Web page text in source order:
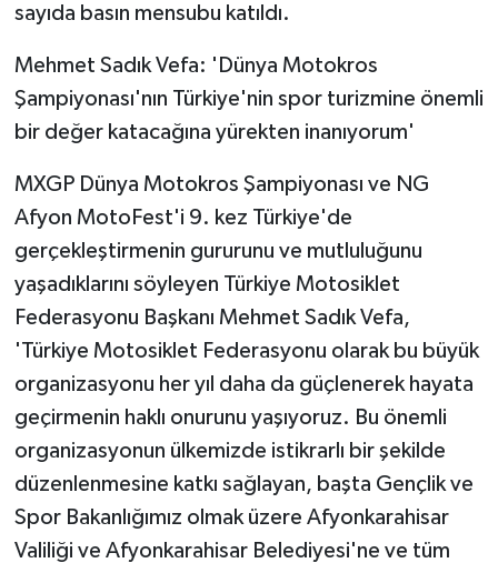
sayıda basın mensubu katıldı.
Mehmet Sadık Vefa: 'Dünya Motokros
Şampiyonası'nın Türkiye'nin spor turizmine önemli
bir değer katacağına yürekten inanıyorum'
MXGP Dünya Motokros Şampiyonası ve NG
Afyon MotoFest'i 9. kez Türkiye'de
gerçekleştirmenin gururunu ve mutluluğunu
yaşadıklarını söyleyen Türkiye Motosiklet
Federasyonu Başkanı Mehmet Sadık Vefa,
'Türkiye Motosiklet Federasyonu olarak bu büyük
organizasyonu her yıl daha da güçlenerek hayata
geçirmenin haklı onurunu yaşıyoruz. Bu önemli
organizasyonun ülkemizde istikrarlı bir şekilde
düzenlenmesine katkı sağlayan, başta Gençlik ve
Spor Bakanlığımız olmak üzere Afyonkarahisar
Valiliği ve Afyonkarahisar Belediyesi'ne ve tüm